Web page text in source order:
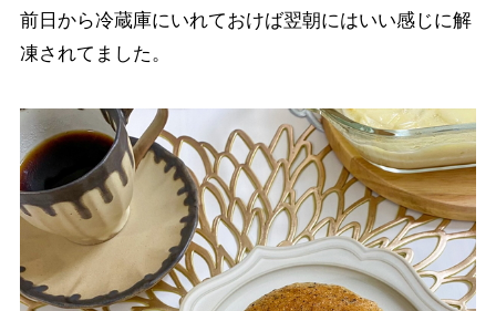
前日から冷蔵庫にいれておけば翌朝にはいい感じに解
凍されてました。